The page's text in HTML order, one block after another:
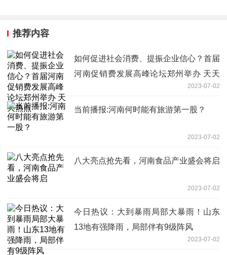
推荐内容
如何促进社会消费、提振企业信心？首届
河南促销费发展高峰论坛郑州举办 天天
2023-07-02
当前播报:河南何时能有旅游第一股？
2023-07-02
八大亮点抢先看，河南食品产业盛会将启
2023-07-02
今日热议：大到暴雨局部大暴雨！山东
13地有强降雨，局部伴有9级阵风
2023-07-02